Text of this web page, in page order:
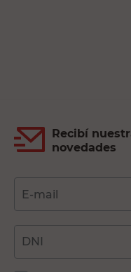
Recibí
novedades
E-mail
DNI